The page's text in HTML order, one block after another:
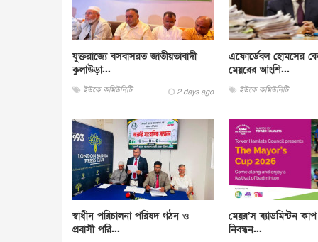
যুক্তরাজ্যে বসবাসরত জাতীয়তাবাদী
কুলাউড়া...
ইউকে কমিউনিটি 2 days ago
এফোর্ডেবল হোমসের
মেয়রের আংশি...
ইউকে কমিউনিটি
স্বাধীন পরিচালনা পরিষদ গঠন ও
প্রবাসী পরি...
মেয়র’স ব্যাডমিন্টন
নিবন্ধন...